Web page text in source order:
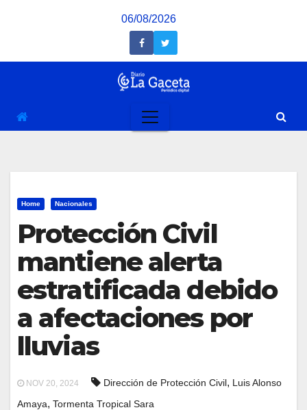
06/08/2026
Home Nacionales
Protección Civil
mantiene alerta
estratificada debido
a afectaciones por
lluvias
NOV 20, 2024 Dirección de Protección Civil, Luis Alonso
Amaya, Tormenta Tropical Sara